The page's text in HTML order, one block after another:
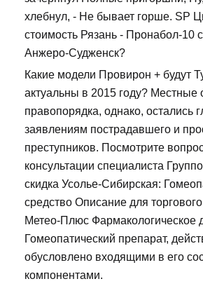
хлебнул, - Не бывает горше. SP
стоимость Рязань - Пронабол-10
Анжеро-Судженск?
Какие модели Провирон + будут
актуальны в 2015 году? Местные
правопорядка, однако, остались
заявлениям пострадавшего и
преступников. Посмотрите
консультации специалиста
скидка Усолье-Сибирская:
средство Описание для
Метео-Плюс Фармакологическое
Гомеопатический препарат,
обусловлено входящими в его
компонентами.